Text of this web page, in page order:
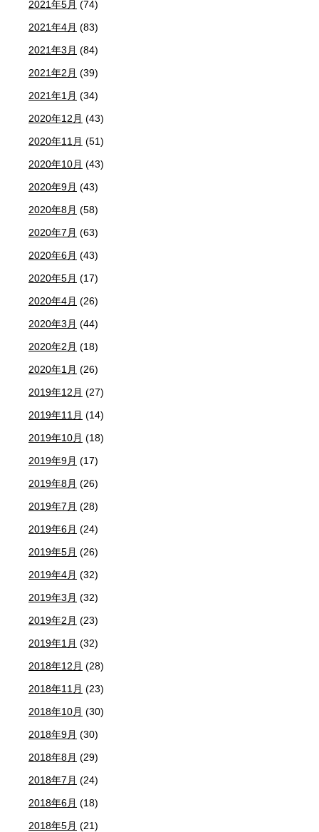
2021年5月 (74)
2021年4月 (83)
2021年3月 (84)
2021年2月 (39)
2021年1月 (34)
2020年12月 (43)
2020年11月 (51)
2020年10月 (43)
2020年9月 (43)
2020年8月 (58)
2020年7月 (63)
2020年6月 (43)
2020年5月 (17)
2020年4月 (26)
2020年3月 (44)
2020年2月 (18)
2020年1月 (26)
2019年12月 (27)
2019年11月 (14)
2019年10月 (18)
2019年9月 (17)
2019年8月 (26)
2019年7月 (28)
2019年6月 (24)
2019年5月 (26)
2019年4月 (32)
2019年3月 (32)
2019年2月 (23)
2019年1月 (32)
2018年12月 (28)
2018年11月 (23)
2018年10月 (30)
2018年9月 (30)
2018年8月 (29)
2018年7月 (24)
2018年6月 (18)
2018年5月 (21)